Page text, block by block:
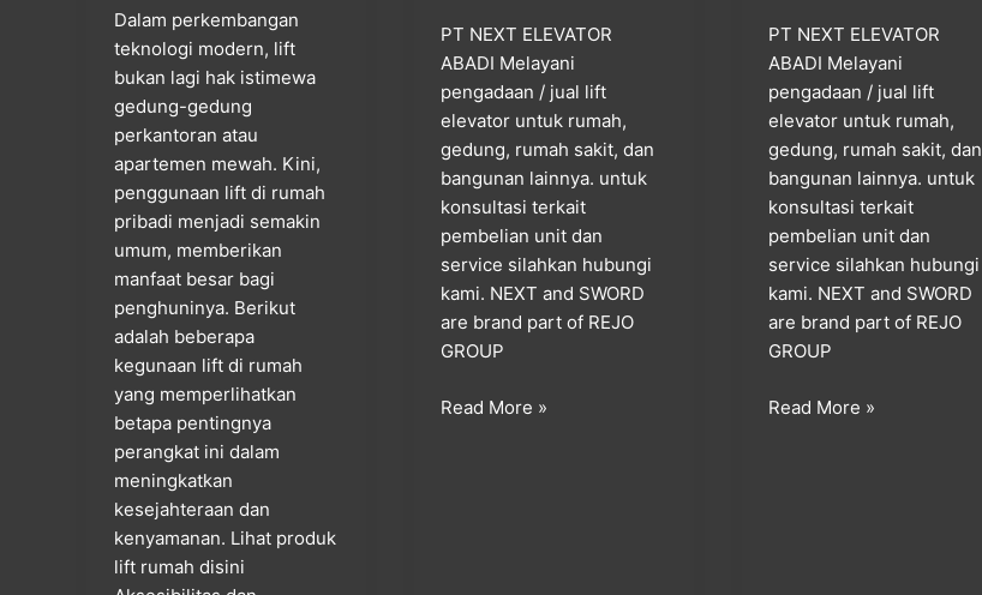
Dalam perkembangan
teknologi modern, lift
bukan lagi hak istimewa
gedung-gedung
perkantoran atau
apartemen mewah. Kini,
penggunaan lift di rumah
pribadi menjadi semakin
umum, memberikan
manfaat besar bagi
penghuninya. Berikut
adalah beberapa
kegunaan lift di rumah
yang memperlihatkan
betapa pentingnya
perangkat ini dalam
meningkatkan
kesejahteraan dan
kenyamanan. Lihat produk
lift rumah disini
PT NEXT ELEVATOR
ABADI Melayani
pengadaan / jual lift
elevator untuk rumah,
gedung, rumah sakit, dan
bangunan lainnya. untuk
konsultasi terkait
pembelian unit dan
service silahkan hubungi
kami. NEXT and SWORD
are brand part of REJO
GROUP
Read More »
PT NEXT ELEVATOR
ABADI Melayani
pengadaan / jual lift
elevator untuk rumah,
gedung, rumah sakit, dan
bangunan lainnya. untuk
konsultasi terkait
pembelian unit dan
service silahkan hubungi
kami. NEXT and SWORD
are brand part of REJO
GROUP
Read More »